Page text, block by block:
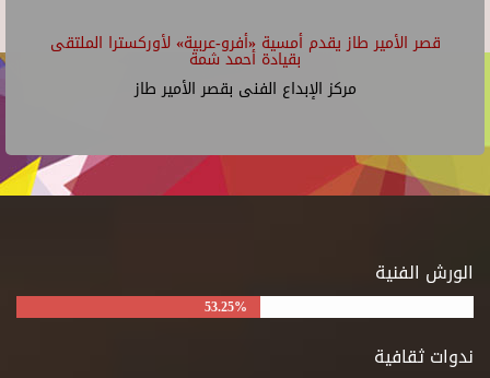
قصر الأمير طاز يقدم أمسية «أفرو-عربية» لأوركسترا الملتقى
بقيادة أحمد شمة
مركز الإبداع الفنى بقصر الأمير طاز
الورش الفنية
53.25%
ندوات ثقافية